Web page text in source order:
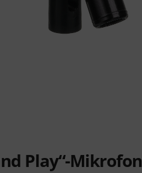
Play“-Mikrofon